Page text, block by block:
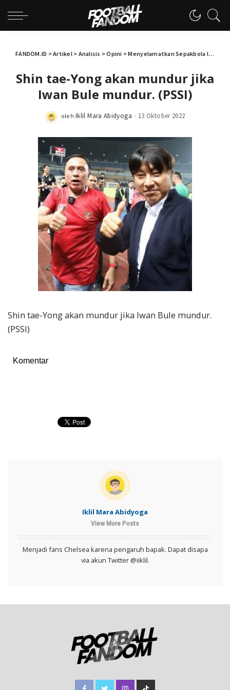
FANDOM.ID >Artikel> Analisis >Opini >Menyelamatkan Sepakbola Indonesia atau Mempertahankan Federasi yang Sakit?
Shin tae-Yong akan mundur jika
Iwan Bule mundur. (PSSI)
Posted
oleh Iklil Mara Abidyoga 13 Oktober 2022
Shin tae-Yong akan mundur jika Iwan Bule mundur.
(PSSI)
Komentar
Iklil Mara Abidyoga
View More Posts
Menjadi fans Chelsea karena pengaruh bapak. Dapat disapa
via akun Twitter @iiklil.